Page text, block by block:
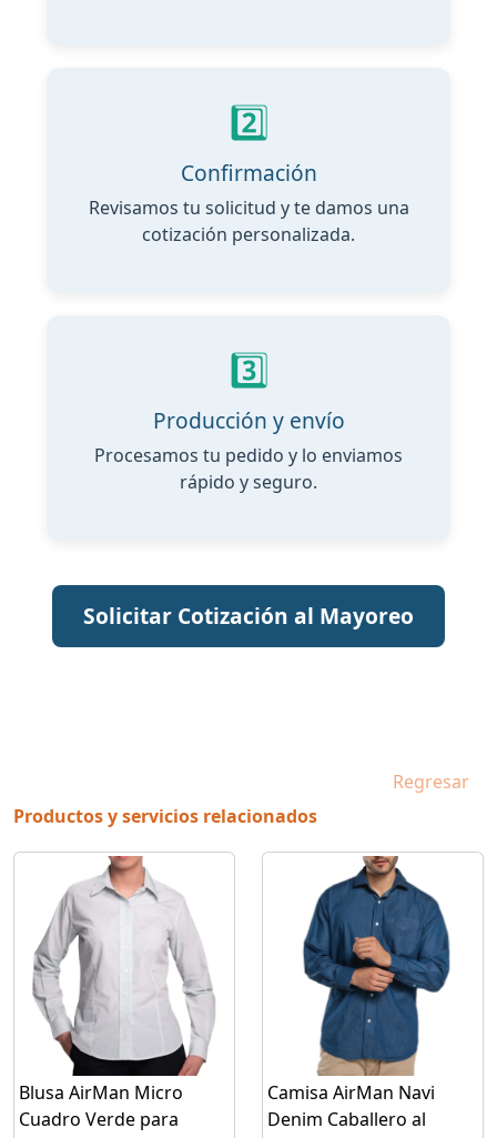
2️⃣
Confirmación
Revisamos tu solicitud y te damos una
cotización personalizada.
3️⃣
Producción y envío
Procesamos tu pedido y lo enviamos
rápido y seguro.
Solicitar Cotización al Mayoreo
Regresar
Productos y servicios relacionados
Blusa AirMan Micro
Cuadro Verde para
Camisa AirMan Navi
Denim Caballero al